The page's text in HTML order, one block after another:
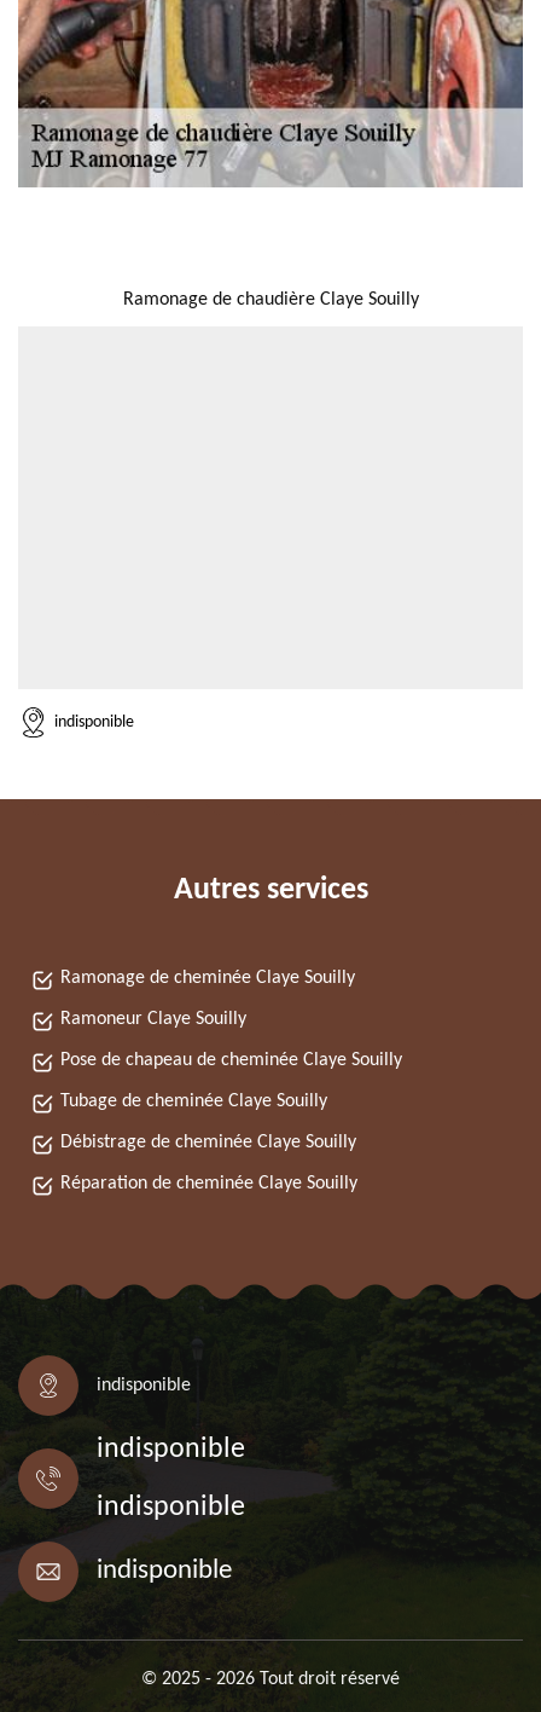
Ramonage de chaudière Claye Souilly
indisponible
Autres services
Ramonage de cheminée Claye Souilly
Ramoneur Claye Souilly
Pose de chapeau de cheminée Claye Souilly
Tubage de cheminée Claye Souilly
Débistrage de cheminée Claye Souilly
Réparation de cheminée Claye Souilly
indisponible
indisponible
indisponible
indisponible
© 2025 - 2026 Tout droit réservé